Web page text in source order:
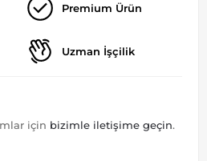
Premium Ürün
Uzman İşçilik
için bizimle iletişime geçin.